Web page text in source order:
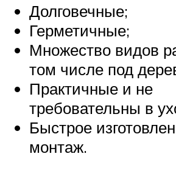
Долговечные;
Герметичные;
Множество видов
том числе под
Практичные и не
требовательны в
Быстрое
монтаж.